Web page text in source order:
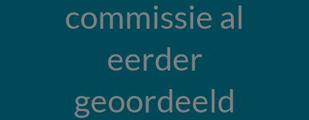
commissie al
eerder
geoordeeld